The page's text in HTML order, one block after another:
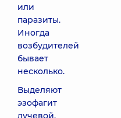
или
паразиты.
Иногда
возбудителей
бывает
несколько.
Выделяют
эзофагит
лучевой,